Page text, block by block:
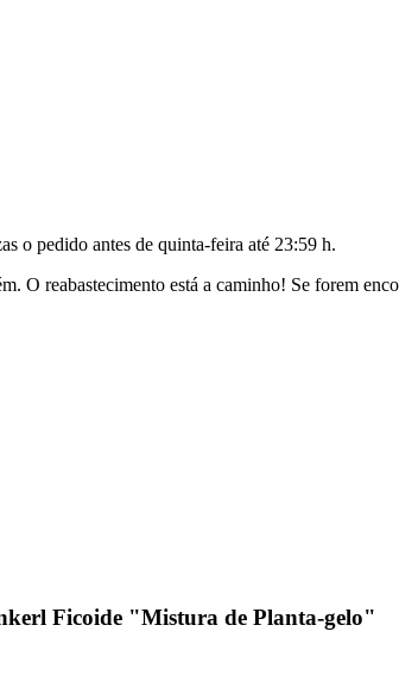
o pedido antes de quinta-feira até 23:59 h.
O reabastecimento está a caminho! Se forem
Ficoide "Mistura de Planta-gelo"